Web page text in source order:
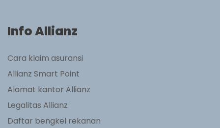
Info Allianz
Cara klaim asuransi
Allianz Smart Point
Alamat kantor Allianz
Legalitas Allianz
Daftar bengkel rekanan